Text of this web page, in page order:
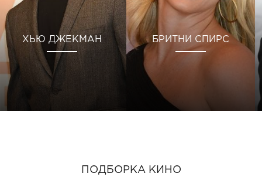
ХЬЮ ДЖЕКМАН БРИТНИ СПИРС
ПОДБОРКА КИНО